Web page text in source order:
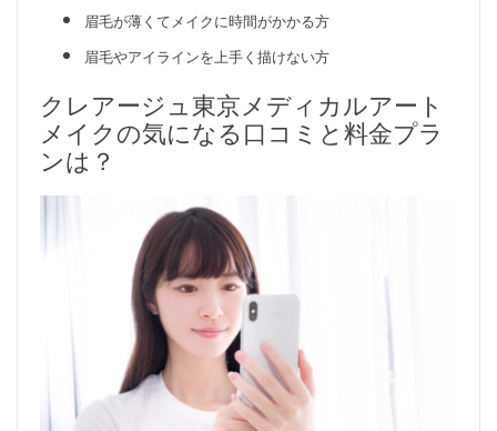
眉毛が薄くてメイクに時間がかかる方
眉毛やアイラインを上手く描けない方
クレアージュ東京メディカルアート
メイクの気になる口コミと料金プラ
ンは？